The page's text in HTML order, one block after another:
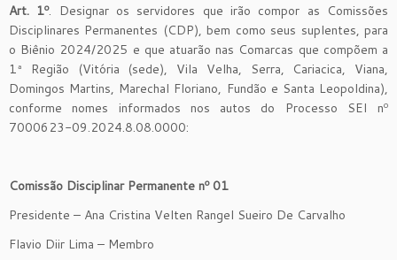
Art. 1º. Designar os servidores que irão compor as Comissões
Disciplinares Permanentes (CDP), bem como seus suplentes, para
o Biênio 2024/2025 e que atuarão nas Comarcas que compõem a
1ª Região (Vitória (sede), Vila Velha, Serra, Cariacica, Viana,
Domingos Martins, Marechal Floriano, Fundão e Santa Leopoldina),
conforme nomes informados nos autos do Processo SEI nº
7000623-09.2024.8.08.0000:
Comissão Disciplinar Permanente nº 01
Presidente – Ana Cristina Velten Rangel Sueiro De Carvalho
Flavio Diir Lima – Membro